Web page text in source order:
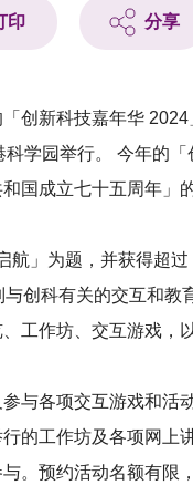
印 分享
创新科技嘉年华 2024
学园举行。 今年的「
国成立七十五周年」
航」为题，并获得超过
创科有关的交互和教
工作坊、交互游戏，
与各项交互游戏和活
的工作坊及各项网上
。预约活动名额有限